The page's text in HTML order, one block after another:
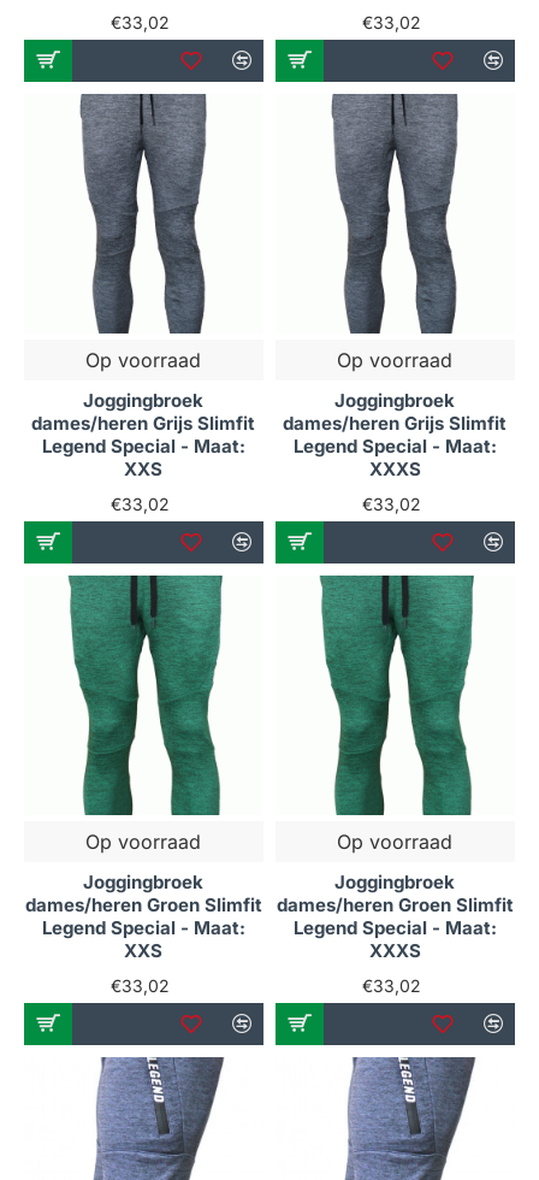
€33,02 €33,02
Op voorraad
Joggingbroek
dames/heren Grijs Slimfit
Legend Special - Maat:
XXS
€33,02
Op voorraad
Joggingbroek
dames/heren Grijs Slimfit
Legend Special - Maat:
XXXS
€33,02
Op voorraad
Joggingbroek
dames/heren Groen Slimfit
Legend Special - Maat:
XXS
€33,02
Op voorraad
Joggingbroek
dames/heren Groen Slimfit
Legend Special - Maat:
XXXS
€33,02